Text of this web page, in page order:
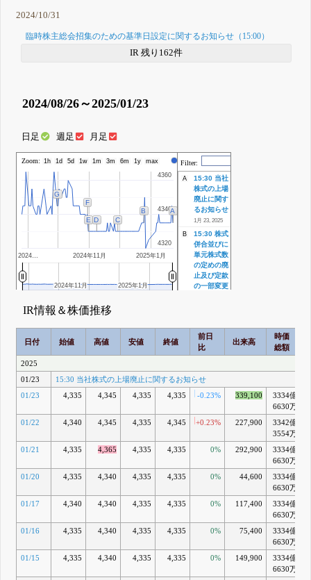
2024/10/31
臨時株主総会招集のための基準日設定に関するお知らせ（15:00）
IR 残り162件
2024/08/26～2025/01/23
日足 週足 月足
Zoom: 1h 1d 5d 1w 1m 3m 6m 1y max 株価
2024… 2024年11月 2025年1月
4320
4320
4340
4340
4360
4360
G
F
E D C
B A
2024年11月
2024年11月 2025年1月
2025年1月
Filter:
A
15:30 当社
株式の上場
廃止に関す
るお知らせ
1月 23, 2025
B
15:30 株式
併合並びに
単元株式数
の定めの廃
止及び定款
の一部変更
12月 25, 2024
17:00 自己
株式の消却
知らせ
17:00 株式
併合並びに
の定めの廃
止及び定款
に関する臨
開催のお知
D
11:00
期第2四半
期(中間期)
〔日本基
IR情報＆株価推移
日付 始値 高値 安値 終値
前日
比
出来高
時価
総額
2025
01/23
15:30 当社株式の上場廃止に関するお知らせ
01/23
4,335 4,345 4,335 4,335 -0.23% 339,100
3334億
6630万
01/22 4,340 4,345 4,335 4,345 +0.23% 227,900
3342億
3554万
01/21 4,335 4,365 4,335 4,335 0% 292,900
3334億
6630万
01/20 4,335 4,340 4,335 4,335 0% 44,600
3334億
6630万
01/17 4,340 4,340 4,335 4,335 0% 117,400
3334億
6630万
01/16 4,335 4,340 4,335 4,335 0% 75,400
3334億
6630万
01/15 4,335 4,340 4,335 4,335 0% 149,900
3334億
6630万